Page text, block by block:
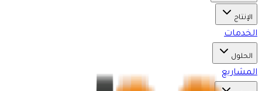
الإنتاج
الخدمات
الحلول
المشاريع